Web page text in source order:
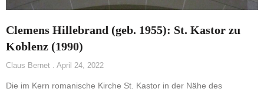
Clemens Hillebrand (geb. 1955): St. Kastor zu
Koblenz (1990)
Claus Bernet April 24, 2022
Die im Kern romanische Kirche St. Kastor in der Nähe des